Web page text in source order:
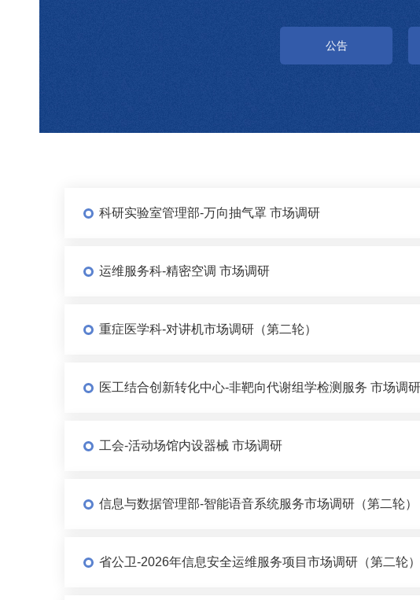
公告
科研实验室管理部-万向抽气罩 市场调研
运维服务科-精密空调 市场调研
重症医学科-对讲机市场调研（第二轮）
医工结合创新转化中心-非靶向代谢组学检测服务 市场调研
工会-活动场馆内设器械 市场调研
信息与数据管理部-智能语音系统服务市场调研（第二轮）
省公卫-2026年信息安全运维服务项目市场调研（第二轮）